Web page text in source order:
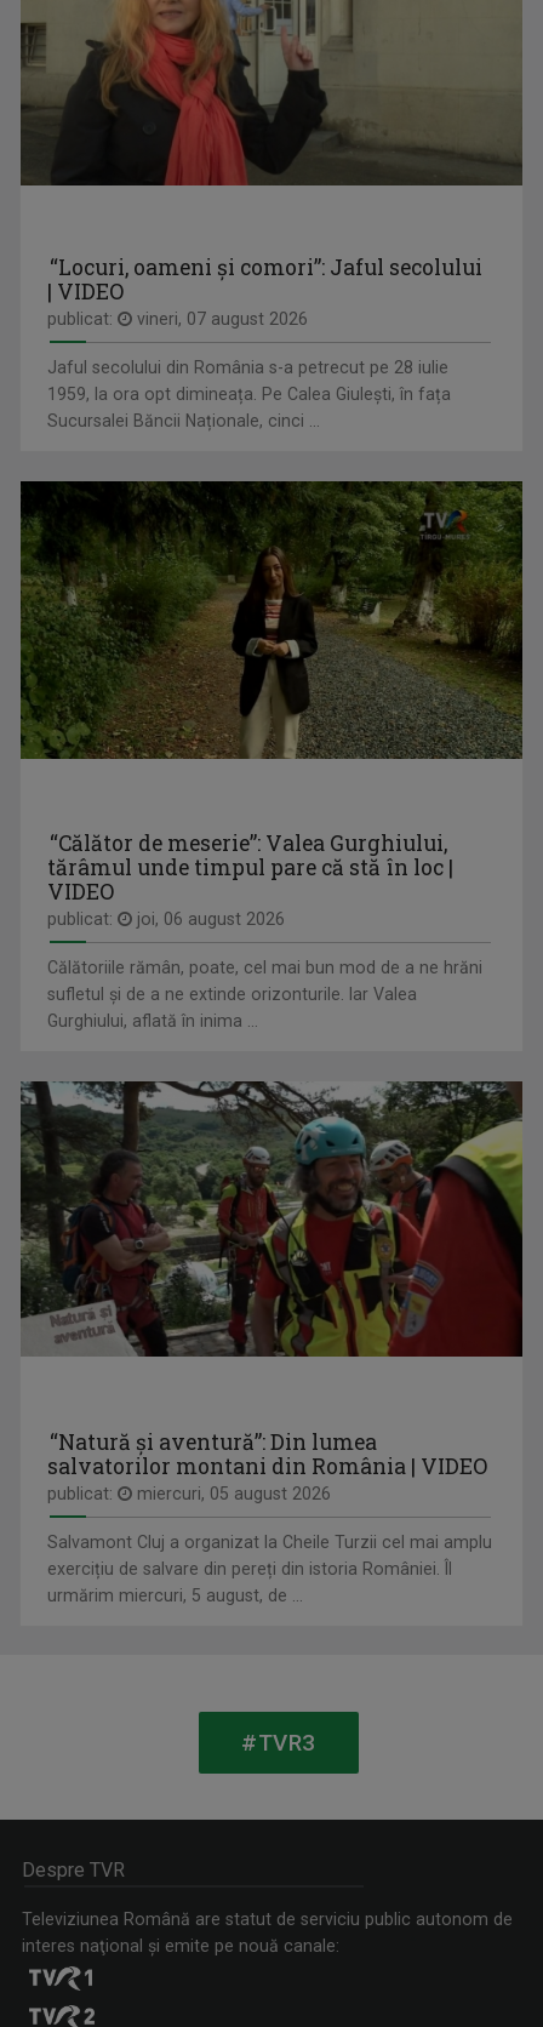
MEMORIA LOCULUI
O emisiune care își propune să descopere ...
SCHIȚE URBANE
Vineri, ora 13.05, TVR3
CÂNTEC ȘI POVESTE
Emisiune unde descoperim poveştile de dincolo ...
VEDERE CU OLTENI
O emisiune despre oameni, fapte şi întâmplări ...
PIPER PE LIMBĂ
Bilunar, joi, ora 13.05 (alternativ cu ...
ISTORIA NECUNOSCUTĂ
Duminică, ora 11.30, bilunar
VALENTIN PRIBEANU
Absolvent în 1995 al Facultăţii de Ştiinţele ...
VASILE HOTEA-FERNEZAN
Face parte din echipa TVR Cluj din 2000. ...
DAN PĂVĂLOIU
Dan Mihai Pavaloiu este unul dintre cei mai ...
SERGIU CIOCOIU
Are 14 ani de experienţă în televiziune şi se ...
“Locuri, oameni și comori”: Jaful secolului
| VIDEO
publicat: vineri, 07 august 2026
Jaful secolului din România s-a petrecut pe 28 iulie
1959, la ora opt dimineața. Pe Calea Giulești, în fața
Sucursalei Băncii Naționale, cinci ...
“Călător de meserie”: Valea Gurghiului,
tărâmul unde timpul pare că stă în loc |
VIDEO
publicat: joi, 06 august 2026
Călătoriile rămân, poate, cel mai bun mod de a ne hrăni
sufletul și de a ne extinde orizonturile. Iar Valea
Gurghiului, aflată în inima ...
“Natură și aventură”: Din lumea
salvatorilor montani din România | VIDEO
publicat: miercuri, 05 august 2026
Salvamont Cluj a organizat la Cheile Turzii cel mai amplu
exercițiu de salvare din pereți din istoria României. Îl
urmărim miercuri, 5 august, de ...
#TVR3
Despre TVR
Televiziunea Română are statut de serviciu public autonom de
interes naţional şi emite pe nouă canale: